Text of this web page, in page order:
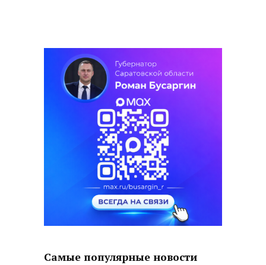
Самые популярные новости